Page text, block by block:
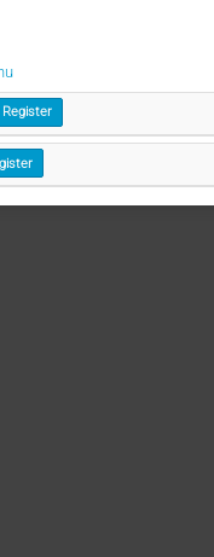
Register